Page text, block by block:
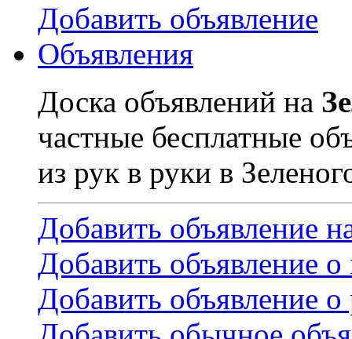
Добавить объявление
Объявления
Доска объявлений на
частные бесплатные
из рук в руки в
Добавить объявление
Добавить объявление
Добавить объявление о